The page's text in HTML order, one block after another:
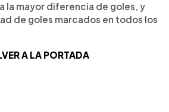
la mayor diferencia de goles, y
de goles marcados en todos los
A LA PORTADA